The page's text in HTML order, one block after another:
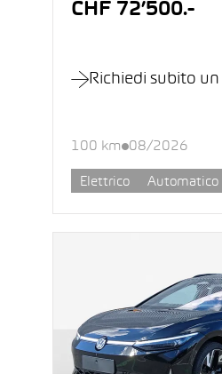
CHF 72’500.-
Richiedi subito
100 km 08/2026
Elettrico Automatico